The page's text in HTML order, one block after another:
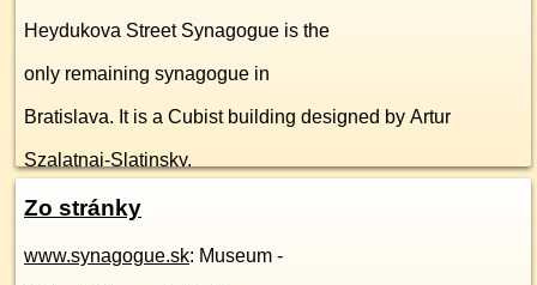
Heydukova Street Synagogue is the
only remaining synagogue in
Bratislava. It is a Cubist building designed by Artur
Szalatnai-Slatinsky.
Zo stránky
www.synagogue.sk: Museum -